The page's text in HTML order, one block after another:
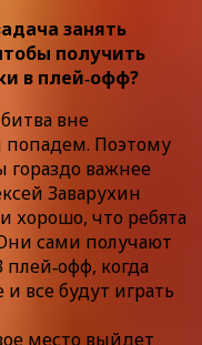
занять
получить
в плей‑офф?
вне
попадем. Поэтому
важнее
Заварухин
хорошо, что ребята
сами получают
плей‑офф, когда
все будут играть
место выйдет